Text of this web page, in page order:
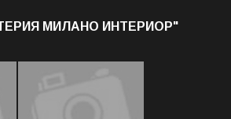
МИЛАНО ИНТЕРИОР"